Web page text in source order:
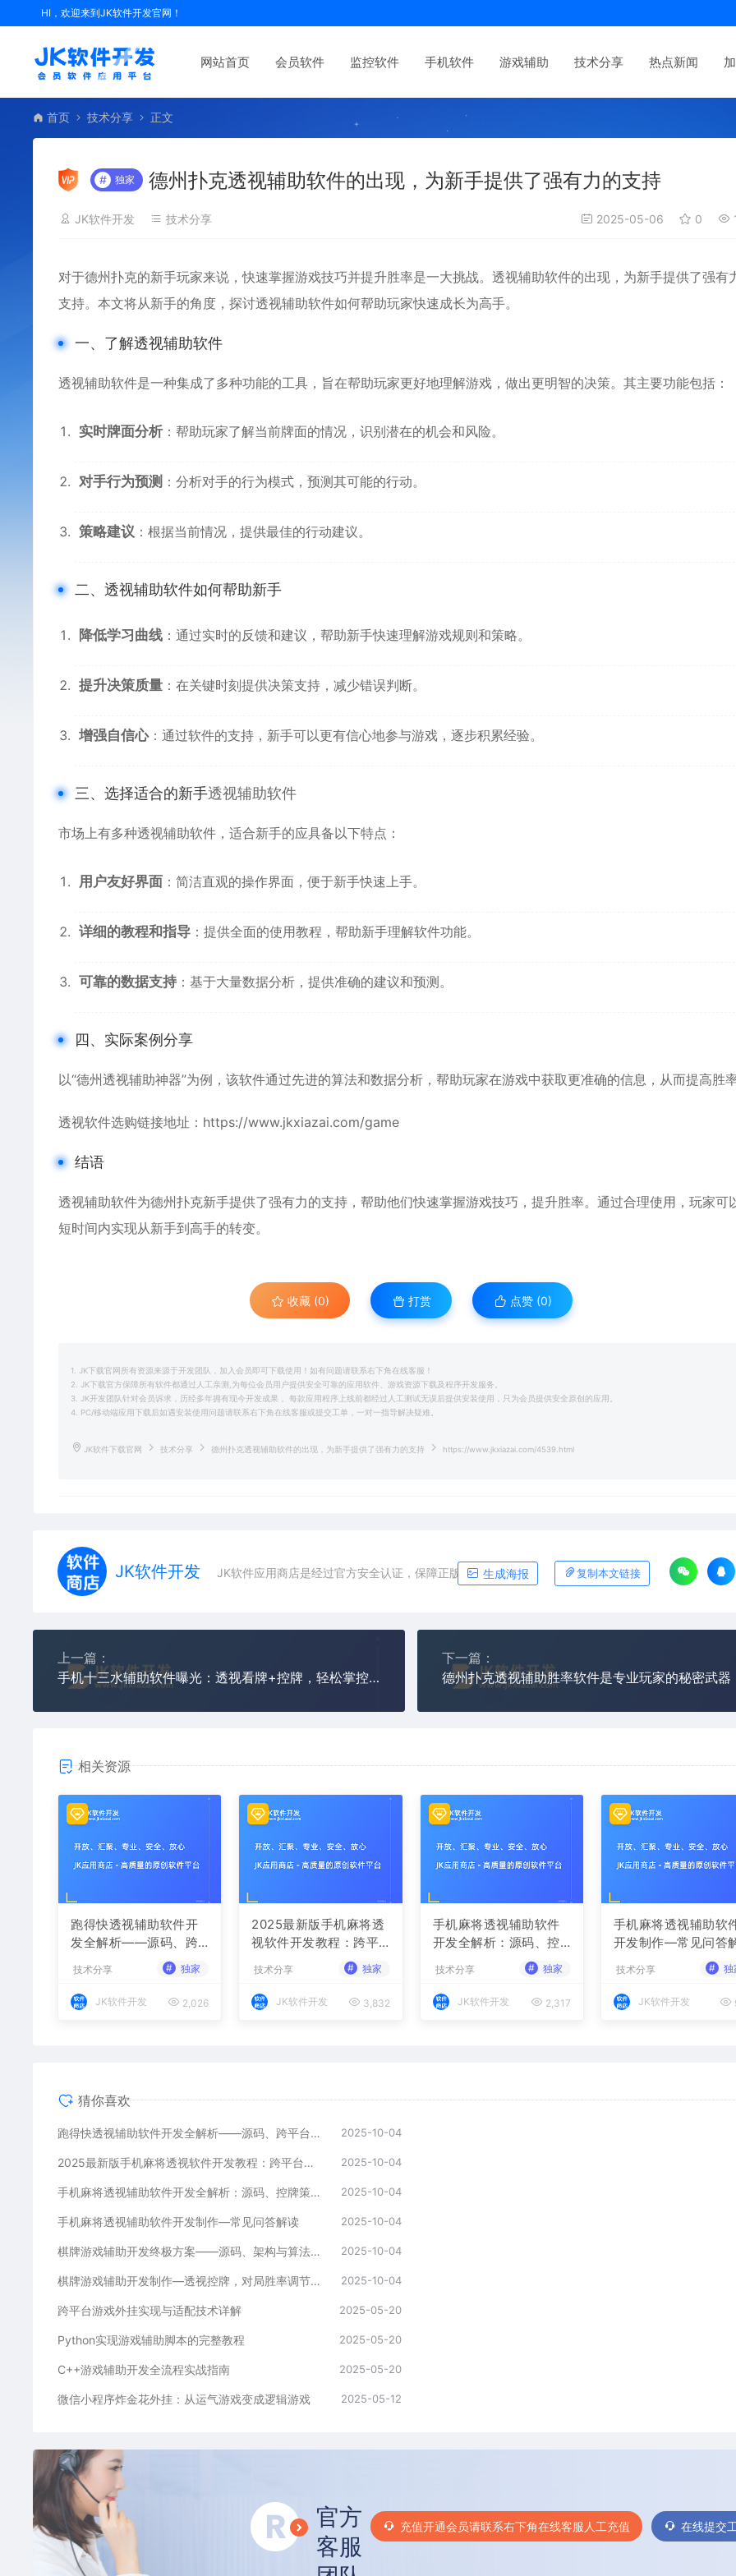
HI，欢迎来到JK软件开发官网！
网站首页 会员软件 监控软件 手机软件 游戏辅助 技术分享 热点新闻
首页 技术分享 正文
# 独家 德州扑克透视辅助软件的出现，为新手提供了强有力的支持
JK软件开发 技术分享 2025-05-06 0
对于德州扑克的新手玩家来说，快速掌握游戏技巧并提升胜率是一大挑战。 透视辅助软件的出现，为新手提供了强有
支持。 本文将从新手的角度，探讨透视辅助软件如何帮助玩家快速成长为高手。
一、了解透视辅助软件
透视辅助软件是一种集成了多种功能的工具，旨在帮助玩家更好地理解游戏，做出更明智的决策。 其主要功能包括：
实时牌面分析 ： 帮助玩家了解当前牌面的情况，识别潜在的机会和风险。
对手行为预测 ： 分析对手的行为模式，预测其可能的行动。
策略建议 ： 根据当前情况，提供最佳的行动建议。
二、透视辅助软件如何帮助新手
降低学习曲线 ： 通过实时的反馈和建议，帮助新手快速理解游戏规则和策略。
提升决策质量 ：在关键时刻提供决策支持，减少错误判断。
增强自信心：通过软件的支持，新手可以更有信心地参与游戏，逐步积累经验。
三、选择适合的新手透视辅助软件
市场上有多种透视辅助软件，适合新手的应具备以下特点：
用户友好界面 ：简洁直观的操作界面，便于新手快速上手。
详细的教程和指导 ：提供全面的使用教程，帮助新手理解软件功能。
可靠的数据支持 ：基于大量数据分析，提供准确的建议和预测。
四、实际案例分享
以“德州透视辅助神器”为例，该软件通过先进的算法和数据分析，帮助玩家在游戏中获取更准确的信息，从而提高胜
透视软件选购链接地址： https://www.jkxiazai.com/game
结语
透视辅助软件为德州扑克新手提供了强有力的支持，帮助他们快速掌握游戏技巧，提升胜率。通过合理使用，玩家可
短时间内实现从新手到高手的转变。
收藏 (0) 打赏 点赞 (0)
1. JK下载官网所有资源来源于开发团队，加入会员即可下载使用！如有问题请联系右下角在线客服！
2. JK下载官方保障所有软件都通过人工亲测,为每位会员用户提供安全可靠的应用软件、游戏资源下载及程序开发服务。
3. JK开发团队针对会员诉求，历经多年拥有现今开发成果， 每款应用程序上线前都经过人工测试无误后提供安装使用，只为会员提供安全原创的应用。
4. PC/移动端应用下载后如遇安装使用问题请联系右下角在线客服或提交工单，一对一指导解决疑难。
JK软件下载官网 技术分享 德州扑克透视辅助软件的出现，为新手提供了强有力的支持 https://www.jkxiazai.com/4539.html
JK软件开发 JK软件应用商店是经过官方安全认证，保障正版软件平台生成海报 复制本文链接
上一篇：
手机十三水辅助软件曝光：透视看牌+控牌，轻松掌控每一局！
下一篇：
德州扑克透视辅助胜率软件是专业玩家的秘密武器
相关资源
跑得快透视辅助软件开
发全解析——源码、跨
平台架构与控牌算法
技术分享 # 独家
JK软件开发 2,026
2025最新版手机麻将透
视软件开发教程：跨平
台实现与安全防封方案
技术分享 # 独家
JK软件开发 3,832
手机麻将透视辅助软件
开发全解析：源码、控
牌策略与胜率调节
技术分享 # 独家
JK软件开发 2,317
手机麻将透视辅助软
开发制作—常见问答
技术分享 # 独
JK软件开发
猜你喜欢
跑得快透视辅助软件开发全解析——源码、跨平台架构与控牌算法 2025-10-04
2025最新版手机麻将透视软件开发教程：跨平台实现与安全防封方案 2025-10-04
手机麻将透视辅助软件开发全解析：源码、控牌策略与胜率调节 2025-10-04
手机麻将透视辅助软件开发制作—常见问答解读 2025-10-04
棋牌游戏辅助开发终极方案——源码、架构与算法全解析 2025-10-04
棋牌游戏辅助开发制作—透视控牌，对局胜率调节源码解析与逻辑全流程 2025-10-04
跨平台游戏外挂实现与适配技术详解 2025-05-20
Python实现游戏辅助脚本的完整教程 2025-05-20
C++游戏辅助开发全流程实战指南 2025-05-20
微信小程序炸金花外挂：从运气游戏变成逻辑游戏 2025-05-12
官方
客服
充值开通会员请联系右下角在线客服人工充值 在线提交